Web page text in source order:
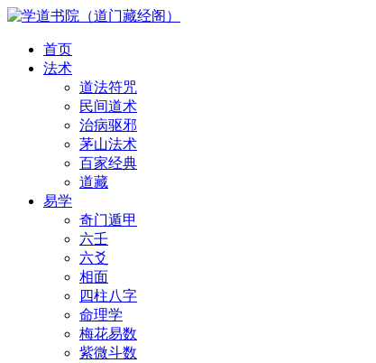
首页
法术
道法符咒
民间道术
治病驱邪
茅山法术
百家经典
道藏
易学
奇门遁甲
六壬
六爻
相面
四柱八字
命理学
梅花易数
紫微斗数